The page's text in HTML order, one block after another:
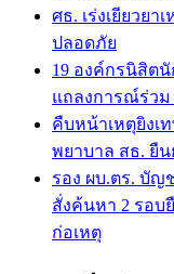
ศธ. เร่งเยียวยา
ปลอดภัย
19 องค์กรนิสิต
แถลงการณ์ร่วม
คืบหน้าเหตุยิงเ
พยาบาล สธ. ยืน
รอง ผบ.ตร. บัญ
สั่งค้นหา 2 รอ
ก่อเหตุ